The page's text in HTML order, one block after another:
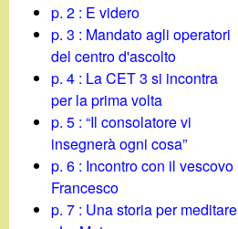
c
e
r
p. 2 : E videro
p. 3 : Mandato agli operatori
del centro d'ascolto
p. 4 : La CET 3 si incontra
per la prima volta
p. 5 : “Il consolatore vi
insegnerà ogni cosa”
p. 6 : Incontro con il vescovo
Francesco
p. 7 : Una storia per meditare